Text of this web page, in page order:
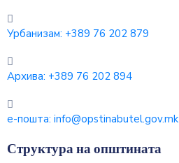
Урбанизам: +389 76 202 879
Архива: +389 76 202 894
е-пошта: info@opstinabutel.gov.mk
Структура на општината